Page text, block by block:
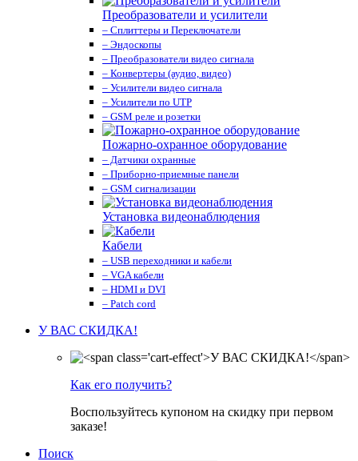
Преобразователи и усилители
– Сплиттеры и Переключатели
– Эндоскопы
– Преобразователи видео сигнала
– Конвертеры (аудио, видео)
– Усилители видео сигнала
– Усилители по UTP
– GSM реле и розетки
Пожарно-охранное оборудование
– Датчики охранные
– Приборно-приемные панели
– GSM сигнализации
Установка видеонаблюдения
Кабели
– USB переходники и кабели
– VGA кабели
– HDMI и DVI
– Patch cord
У ВАС СКИДКА!
Как его получить?
Воспользуйтесь купоном на скидку при первом
заказе!
Поиск